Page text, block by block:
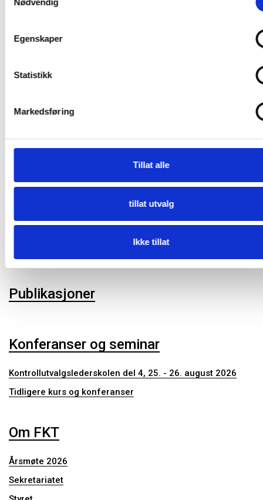
Nødvendig
Egenskaper
Statistikk
Markedsføring
Tillat alle
tillat utvalg
Ikke tillat
Kommunalrett
Kontrollutvalgssekretariat
Veiledere
Opplæringspakke for kontrollutvalg
Fagtema
Publikasjoner
Konferanser og seminar
Kontrollutvalgslederskolen del 4, 25. - 26. august 2026
Tidligere kurs og konferanser
Om FKT
Årsmøte 2026
Sekretariatet